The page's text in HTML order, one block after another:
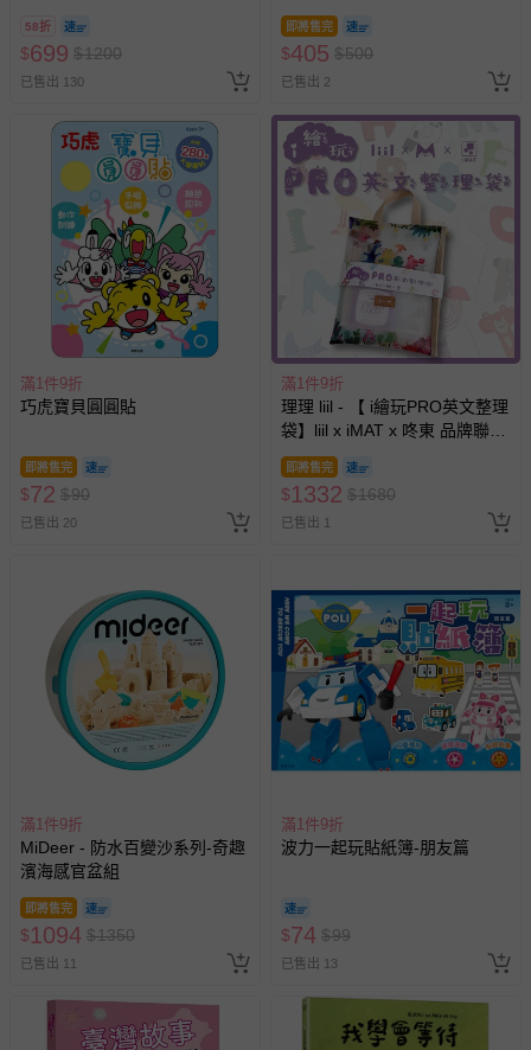
換，依現場梯次安排入場，逾
期作廢) (兒童票(2歲以上)贈一
名陪伴成人)
58折
$699 $1200
已售出 130
即將售完
$405 $500
已售出 2
滿1件9折
巧虎寶貝圓圓貼
即將售完
$72 $90
已售出 20
滿1件9折
理理 liil - 【 i繪玩PRO英文整理
袋】liil x iMAT x 咚東 品牌聯名
商品 (一組)
即將售完
$1332 $1680
已售出 1
滿1件9折
MiDeer - 防水百變沙系列-奇趣
濱海感官盆組
即將售完
$1094 $1350
已售出 11
滿1件9折
波力一起玩貼紙簿-朋友篇
$74 $99
已售出 13